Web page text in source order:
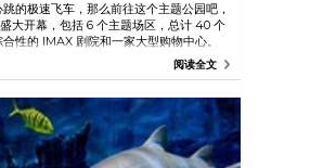
的极速飞车，那么前往这个主题公园吧，
大开幕，包括 6 个主题场区，总计 40 个
性的 IMAX 剧院和一家大型购物中心。
都非常喜欢这个游乐园，因此周末时这里总
阅读全文